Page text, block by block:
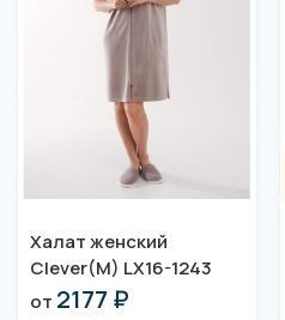
Халат женский
Clever(M) LX16-1243
от 2177 ₽